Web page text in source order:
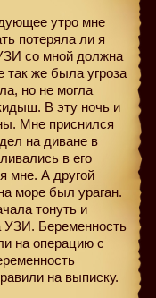
утро мне
потеряла ли я
со мной должна
же была угроза
но не могла
В эту ночь и
Мне приснился
на диване в
в его
мне. А другой
море был ураган.
тонуть и
Беременность
на операцию с
на выписку.